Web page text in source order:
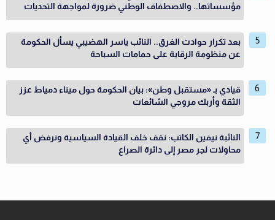
مؤسساتها.. والاصطفاف الوطني ضرورة لمواجهة التحديات
بعد تكرار حوادث الغرق.. النائب ياسر الهضيبي يسأل الحكومة
عن منظومة الرقابة على حمامات السباحة
قيادي بـ «مستقبل وطن»: بيان الحكومة حول ميناء دمياط عزز
الثقة وأربك مروجي الشائعات
النائبة نيفين الكاتب: نقف خلف القيادة السياسية ونرفض أي
محاولات لجر مصر إلى دائرة الصراع